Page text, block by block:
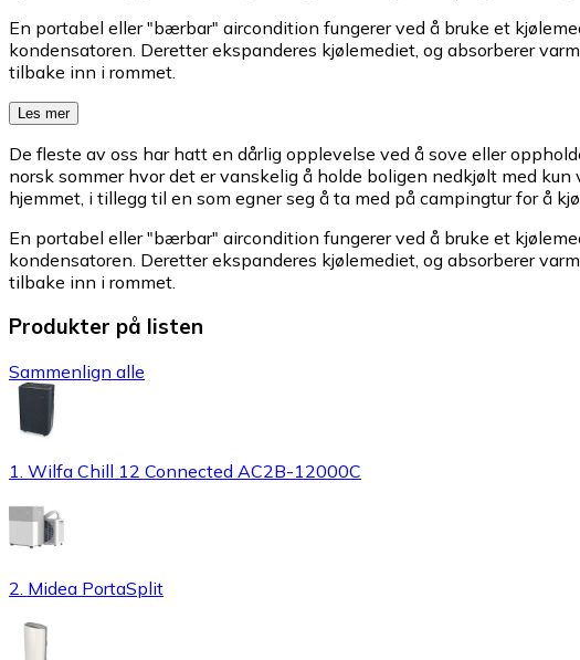
En portabel eller "bærbar" aircondition fungerer ved å bruke et
kondensatoren. Deretter ekspanderes kjølemediet, og absorberer
tilbake inn i rommet.
Les mer
De fleste av oss har hatt en dårlig opplevelse ved å sove eller
norsk sommer hvor det er vanskelig å holde boligen nedkjølt med
hjemmet, i tillegg til en som egner seg å ta med på campingtur for å
En portabel eller "bærbar" aircondition fungerer ved å bruke et
kondensatoren. Deretter ekspanderes kjølemediet, og absorberer
tilbake inn i rommet.
Produkter på listen
Sammenlign alle
1. Wilfa Chill 12 Connected AC2B-12000C
2. Midea PortaSplit